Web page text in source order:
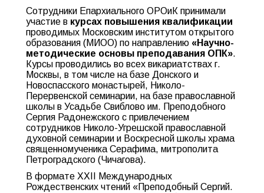
Сотрудники Епархиального ОРОиК принимали
участие в курсах повышения квалификации
проводимых Московским институтом открытого
образования (МИОО) по направлению «Научно-
методические основы преподавания ОПК».
Курсы проводились во всех викариатствах г.
Москвы, в том числе на базе Донского и
Новоспасского монастырей, Николо-
Перервенской семинарии, на базе православной
школы в Усадьбе Свиблово им. Преподобного
Сергия Радонежского с привлечением
сотрудников Николо-Угрешской православной
духовной семинарии и Воскресной школы храма
священномученика Серафима, митрополита
Петроградского (Чичагова).
В формате XXII Международных
Рождественских чтений «Преподобный Сергий.